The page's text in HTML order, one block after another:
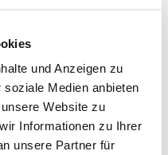
und Anzeigen zu
Medien anbieten
Website zu
Informationen zu Ihrer
unsere Partner für